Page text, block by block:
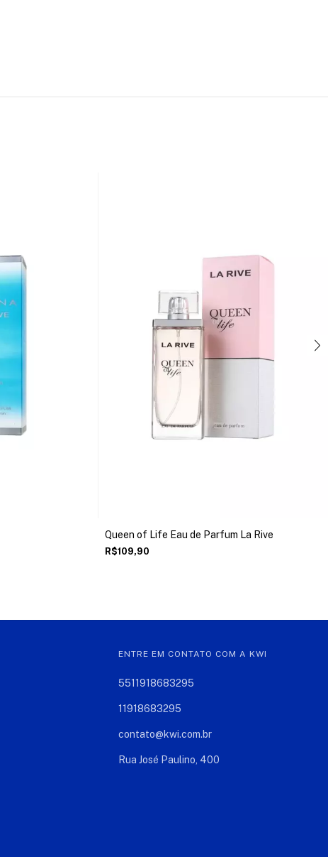
Queen of Life Eau de Parfum La Rive
R$109,90
ENTRE EM CONTATO COM A KWI
5511918683295
11918683295
contato@kwi.com.br
Rua José Paulino, 400